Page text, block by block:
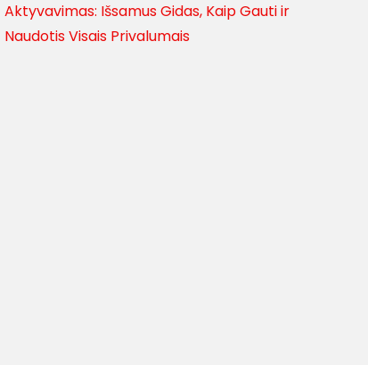
Aktyvavimas: Išsamus Gidas, Kaip Gauti ir
Naudotis Visais Privalumais